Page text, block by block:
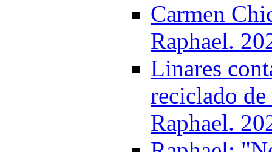
Carmen
Raphael.
Linares
reciclado
Raphael.